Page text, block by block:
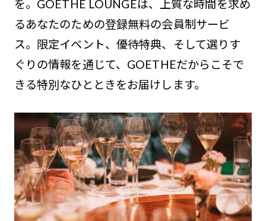
を。GOETHE LOUNGEは、上質な時間を求め
るあなたのための登録無料の会員制サービ
ス。限定イベント、優待特典、そして選りす
ぐりの情報を通じて、GOETHEだからこそで
きる特別なひとときをお届けします。